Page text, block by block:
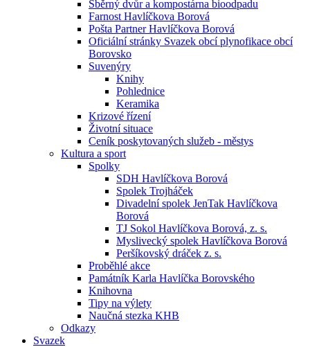
Sběrný dvůr a kompostárna bioodpadu
Farnost Havlíčkova Borová
Pošta Partner Havlíčkova Borová
Oficiální stránky Svazek obcí plynofikace obcí
Borovsko
Suvenýry
Knihy
Pohlednice
Keramika
Krizové řízení
Životní situace
Ceník poskytovaných služeb - městys
Kultura a sport
Spolky
SDH Havlíčkova Borová
Spolek Trojháček
Divadelní spolek JenTak Havlíčkova
Borová
TJ Sokol Havlíčkova Borová, z. s.
Myslivecký spolek Havlíčkova Borová
Peršíkovský dráček z. s.
Proběhlé akce
Památník Karla Havlíčka Borovského
Knihovna
Tipy na výlety
Naučná stezka KHB
Odkazy
Svazek